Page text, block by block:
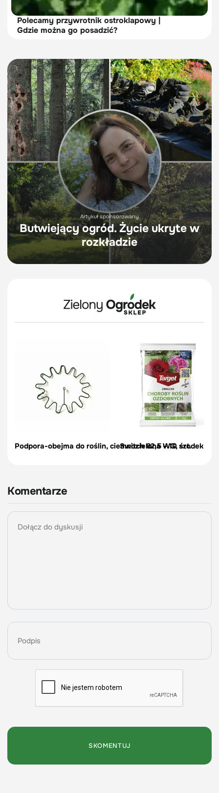
Polecamy przywrotnik ostroklapowy |
Gdzie można go posadzić?
Artykuł sponsorowany
Butwiejący ogród. Życie ukryte w
rozkładzie
Podpora-obejma do roślin, ciemnozielona – 10 szt.
Switch 62,5 WG, środek
Komentarze